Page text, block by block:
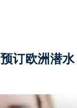
预订欧洲潜水